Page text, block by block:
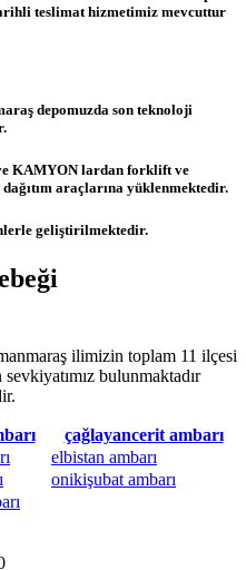
teslimat hizmetimiz mevcuttur
depomuzda son teknoloji
KAMYON lardan forklift ve
araçlarına yüklenmektedir.
geliştirilmektedir.
ilimizin toplam 11 ilçesi
bulunmaktadır
çağlayancerit ambarı
elbistan ambarı
onikişubat ambarı